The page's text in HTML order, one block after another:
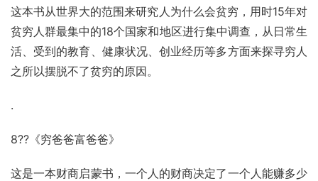
这本书从世界大的范围来研究人为什么会贫穷，用时15年对
贫穷人群最集中的18个国家和地区进行集中调查，从日常生
活、受到的教育、健康状况、创业经历等多方面来探寻穷人
之所以摆脱不了贫穷的原因。
.
8??《穷爸爸富爸爸》
这是一本财商启蒙书，一个人的财商决定了一个人能赚多少